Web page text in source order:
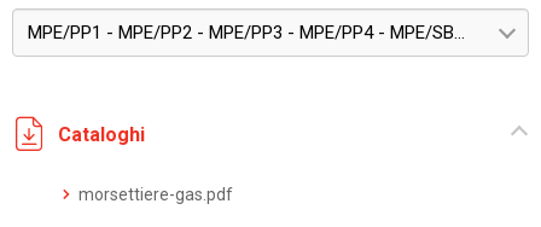
MPE/PP1 - MPE/PP2 - MPE/PP3 - MPE/PP4 - MPE/SB2 - MPE/CV4 - MPE/SV3
Cataloghi
morsettiere-gas.pdf